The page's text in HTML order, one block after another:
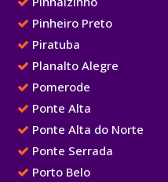
Pinheiro Preto
Piratuba
Planalto Alegre
Pomerode
Ponte Alta
Ponte Alta do Norte
Ponte Serrada
Porto Belo